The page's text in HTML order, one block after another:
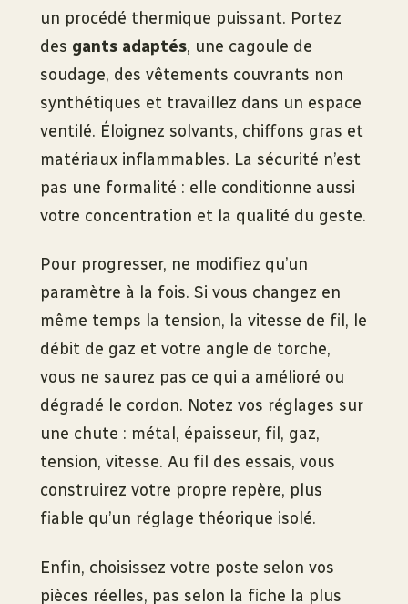
un procédé thermique puissant. Portez
des gants adaptés, une cagoule de
soudage, des vêtements couvrants non
synthétiques et travaillez dans un espace
ventilé. Éloignez solvants, chiffons gras et
matériaux inflammables. La sécurité n’est
pas une formalité : elle conditionne aussi
votre concentration et la qualité du geste.
Pour progresser, ne modifiez qu’un
paramètre à la fois. Si vous changez en
même temps la tension, la vitesse de fil, le
débit de gaz et votre angle de torche,
vous ne saurez pas ce qui a amélioré ou
dégradé le cordon. Notez vos réglages sur
une chute : métal, épaisseur, fil, gaz,
tension, vitesse. Au fil des essais, vous
construirez votre propre repère, plus
fiable qu’un réglage théorique isolé.
Enfin, choisissez votre poste selon vos
pièces réelles, pas selon la fiche la plus